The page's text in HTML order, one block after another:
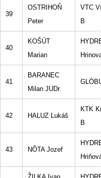
39
OSTRIHOŇ
Peter
VTC
B
40
KOŠÚT
Marian
41
BARANEC
Milan JUDr.
42 HALUZ Lukáš
KTK
B
43 NÔTA Jozef